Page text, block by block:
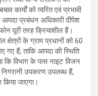
कार्यों को त्वरित एवं प्रभावी
प्रबंधन अधिकारी दीपेश
पूरी तरह क्रियाशील हैं।
क्षेत्रों के ग्राम प्रधानों को 60
गए हैं, ताकि आपदा की स्थिति
कि विभाग के पास नाइट विजन
उपकरण उपलब्ध हैं,
जाएगा।